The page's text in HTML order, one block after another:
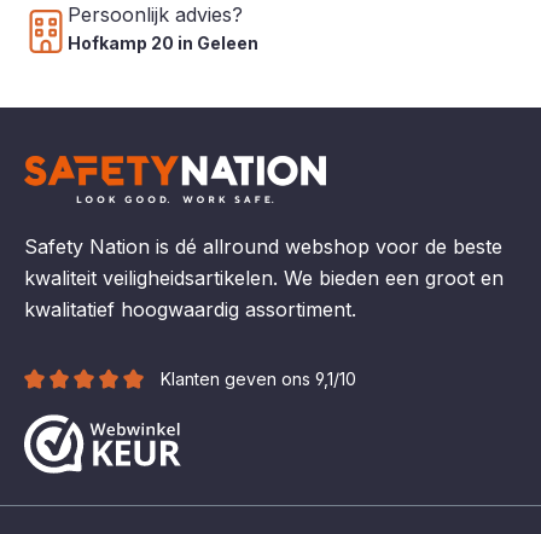
Persoonlijk advies?
Hofkamp 20 in Geleen
Safety Nation is dé allround webshop voor de beste
kwaliteit veiligheidsartikelen. We bieden een groot en
kwalitatief hoogwaardig assortiment.
Klanten geven ons 9,1/10